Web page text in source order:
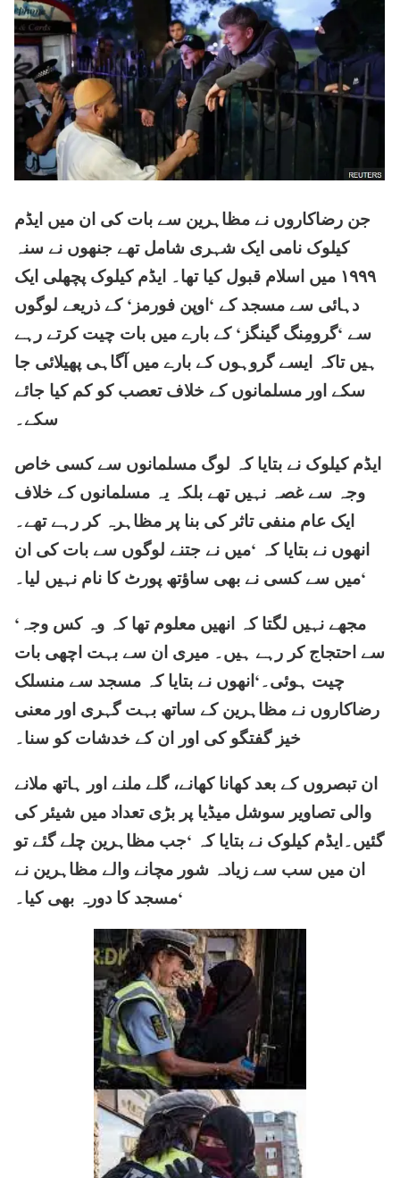
جن رضاکاروں نے مظاہرین سے بات کی ان میں ایڈم
کیلوک نامی ایک شہری شامل تھے جنھوں نے سنہ
۱۹۹۹ میں اسلام قبول کیا تھا۔ ایڈم کیلوک پچھلی ایک
دہائی سے مسجد کے ‘اوپن فورمز‘ کے ذریعے لوگوں
سے ‘گرومِنگ گینگز‘ کے بارے میں بات چیت کرتے رہے
ہیں تاکہ ایسے گروہوں کے بارے میں آگاہی پھیلائی جا
سکے اور مسلمانوں کے خلاف تعصب کو کم کیا جائے
سکے۔
ایڈم کیلوک نے بتایا کہ لوگ مسلمانوں سے کسی خاص
وجہ سے غصہ نہیں تھے بلکہ یہ مسلمانوں کے خلاف
ایک عام منفی تاثر کی بنا پر مظاہرہ کر رہے تھے۔
انھوں نے بتایا کہ ‘میں نے جتنے لوگوں سے بات کی ان
میں سے کسی نے بھی ساؤتھ پورٹ کا نام نہیں لیا۔‘
‘مجھے نہیں لگتا کہ انھیں معلوم تھا کہ وہ کس وجہ
سے احتجاج کر رہے ہیں۔ میری ان سے بہت اچھی بات
چیت ہوئی۔‘انھوں نے بتایا کہ مسجد سے منسلک
رضاکاروں نے مظاہرین کے ساتھ بہت گہری اور معنی
خیز گفتگو کی اور ان کے خدشات کو سنا۔
ان تبصروں کے بعد کھانا کھانے، گلے ملنے اور ہاتھ ملانے
والی تصاویر سوشل میڈیا پر بڑی تعداد میں شیئر کی
گئیں۔ایڈم کیلوک نے بتایا کہ ‘جب مظاہرین چلے گئے تو
ان میں سب سے زیادہ شور مچانے والے مظاہرین نے
مسجد کا دورہ بھی کیا۔‘